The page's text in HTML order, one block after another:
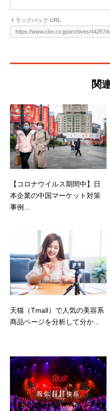
トラックバック URL
関
【コロナウイルス期間中】日
本企業の中国マーケット対策
事例...
天猫（Tmall）で人気の美容系
商品ページを分析して分か...